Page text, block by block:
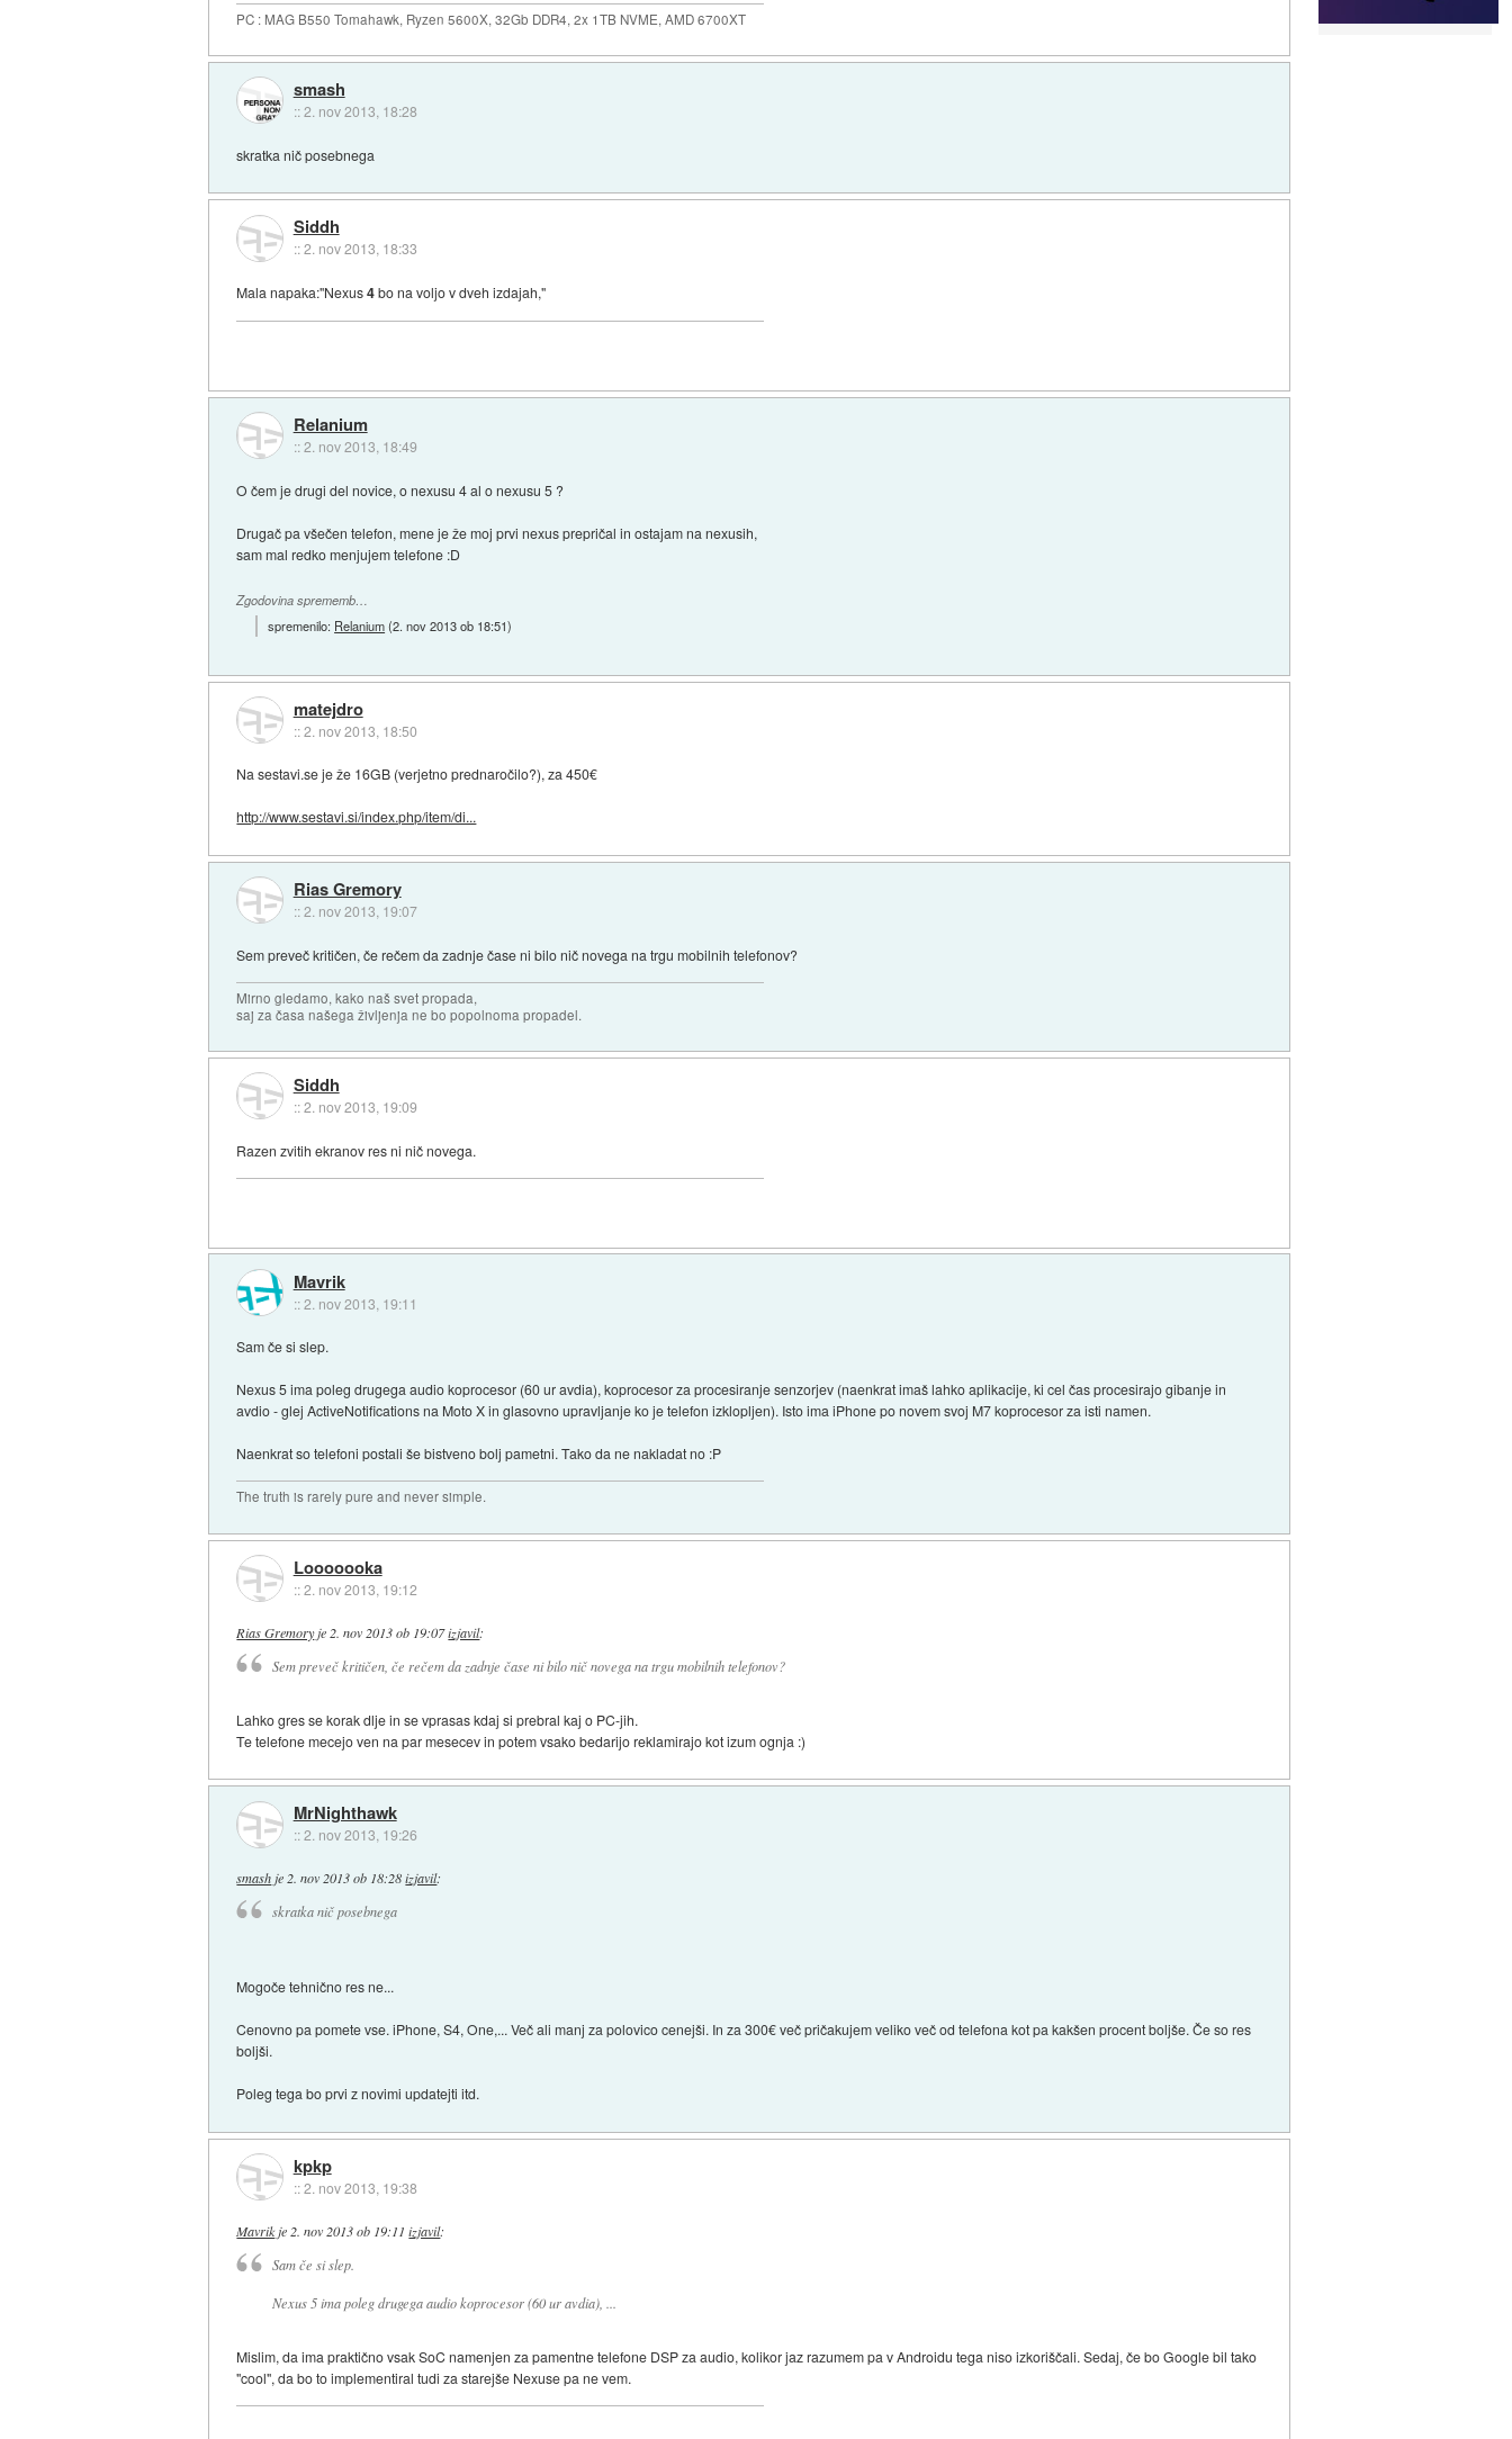
PC : MAG B550 Tomahawk, Ryzen 5600X, 32Gb DDR4, 2x 1TB NVME, AMD 6700XT
smash
::2. nov 2013, 18:28
skratka nič posebnega
Siddh
::2. nov 2013, 18:33
Mala napaka:"Nexus4bo na voljo v dveh izdajah,"
Relanium
::2. nov 2013, 18:49
O čem je drugi del novice, o nexusu 4 al o nexusu 5 ?
Drugač pa všečen telefon, mene je že moj prvi nexus prepričal in ostajam na nexusih,
sam mal redko menjujem telefone :D
Zgodovina sprememb…
spremenilo: Relanium(2. nov 2013 ob 18:51)
matejdro
::2. nov 2013, 18:50
Na sestavi.se je že 16GB (verjetno prednaročilo?), za 450€
http://www.sestavi.si/index.php/item/di...
Rias Gremory
::2. nov 2013, 19:07
Sem preveč kritičen, če rečem da zadnje čase ni bilo nič novega na trgu mobilnih telefonov?
Mirno gledamo, kako naš svet propada,
saj za časa našega življenja ne bo popolnoma propadel.
Siddh
::2. nov 2013, 19:09
Razen zvitih ekranov res ni nič novega.
Mavrik
::2. nov 2013, 19:11
Sam če si slep.
Nexus 5 ima poleg drugega audio koprocesor (60 ur avdia), koprocesor za procesiranje senzorjev (naenkrat imaš lahko aplikacije, ki cel čas procesirajo gibanje in
avdio - glej ActiveNotifications na Moto X in glasovno upravljanje ko je telefon izklopljen). Isto ima iPhone po novem svoj M7 koprocesor za isti namen.
Naenkrat so telefoni postali še bistveno bolj pametni. Tako da ne nakladat no :P
The truth is rarely pure and never simple.
Looooooka
::2. nov 2013, 19:12
Rias Gremoryje 2. nov 2013 ob 19:07izjavil:
Sem preveč kritičen, če rečem da zadnje čase ni bilo nič novega na trgu mobilnih telefonov?
Lahko gres se korak dlje in se vprasas kdaj si prebral kaj o PC-jih.
Te telefone mecejo ven na par mesecev in potem vsako bedarijo reklamirajo kot izum ognja :)
MrNighthawk
::2. nov 2013, 19:26
smash je 2. nov 2013 ob 18:28 izjavil:
skratka nič posebnega
Mogoče tehnično res ne...
Cenovno pa pomete vse. iPhone, S4, One,... Več ali manj za polovico cenejši. In za 300€ več pričakujem veliko več od telefona kot pa kakšen procent boljše. Če so res
boljši.
Poleg tega bo prvi z novimi updatejti itd.
kpkp
::2. nov 2013, 19:38
Mavrikje 2. nov 2013 ob 19:11 izjavil:
Sam če si slep.
Nexus 5 ima poleg drugega audio koprocesor (60 ur avdia), ...
Mislim, da ima praktično vsak SoC namenjen za pamentne telefone DSP za audio, kolikor jaz razumem pa v Androidu tega niso izkoriščali. Sedaj, če bo Google bil tako
"cool", da bo to implementiral tudi za starejše Nexuse pa ne vem.